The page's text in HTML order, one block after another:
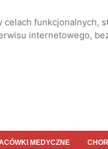
funkcjonalnych,
internetowego,
MEDYCZNE